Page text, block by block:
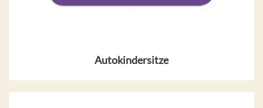
Autokindersitze